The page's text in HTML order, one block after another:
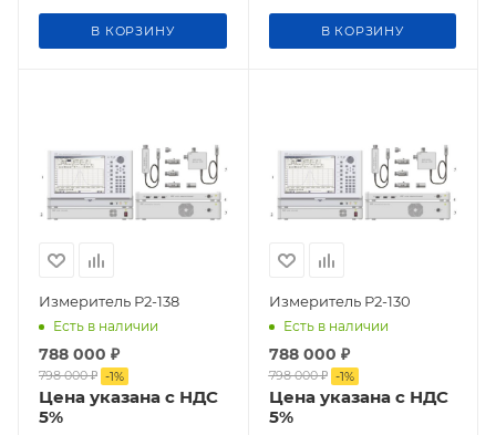
В КОРЗИНУ В КОРЗИНУ
Измеритель Р2-138
Есть в наличии
788 000 ₽
798 000₽ -1%
Цена указана с НДС
5%
Измеритель Р2-130
Есть в наличии
788 000 ₽
798 000₽ -1%
Цена указана с НДС
5%